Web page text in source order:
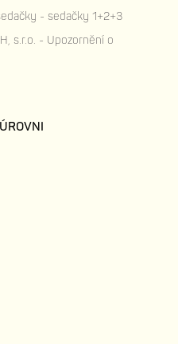
- sedačky 1+2+3
s.r.o. - Upozornění o